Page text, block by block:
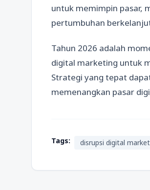
untuk memimpin pasar,
pertumbuhan
Tahun 2026 adalah
digital marketing untuk
Strategi yang tepat
memenangkan pasar
Tags: disrupsi digital